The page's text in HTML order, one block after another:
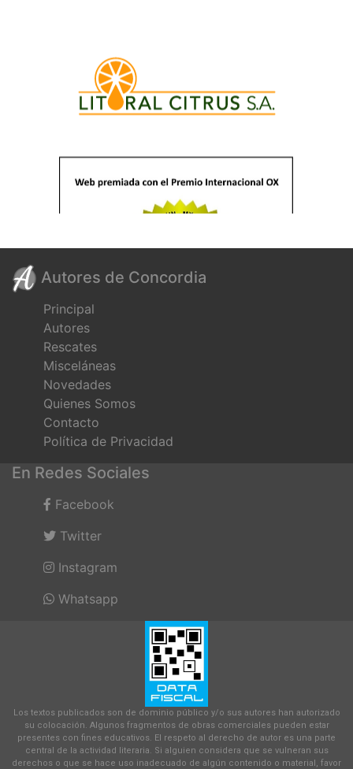
Autores de Concordia
Principal
Autores
Rescates
Misceláneas
Novedades
Quienes Somos
Contacto
Política de Privacidad
En Redes Sociales
Facebook
Twitter
Instagram
Whatsapp
Los textos publicados son de dominio público y/o sus autores han autorizado
su colocación. Algunos fragmentos de obras comerciales pueden estar
presentes con fines educativos. El respeto al derecho de autor es una parte
central de la actividad literaria. Si alguien considera que se vulneran sus
derechos o que se hace uso inadecuado de algún contenido o material, favor